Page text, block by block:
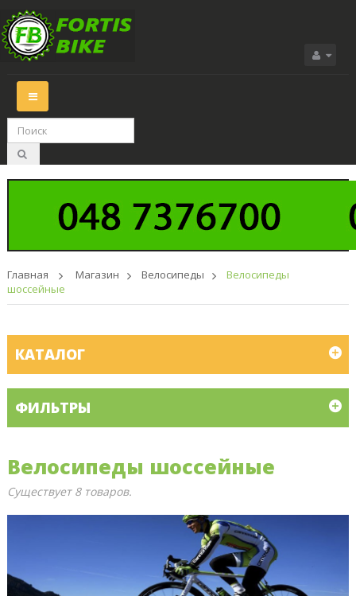
Переключить
навигации
Главная > Магазин > Велосипеды >
Велосипеды
шоссейные
КАТАЛОГ
ФИЛЬТРЫ
Велосипеды шоссейные
Существует 8 товаров.